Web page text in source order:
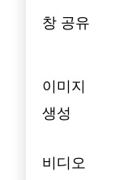
창 공유
이미지
생성
비디오